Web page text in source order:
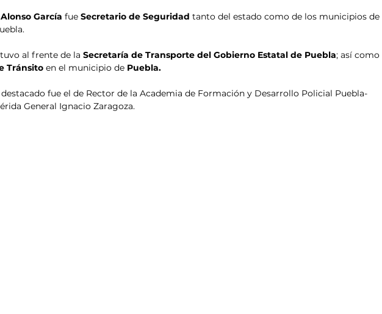
Alonso García fue Secretario de Seguridad tanto del estado como de los municipios de
al frente de la Secretaría de Transporte del Gobierno Estatal de Puebla; así
Tránsito en el municipio de Puebla.
fue el de Rector de la Academia de Formación y Desarrollo Policial Puebla-
General Ignacio Zaragoza.